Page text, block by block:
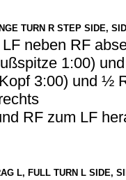
TURN R STEP SIDE,
neben RF
1:00)
3:00) und ½
RF zum LF
L, FULL TURN L SIDE,